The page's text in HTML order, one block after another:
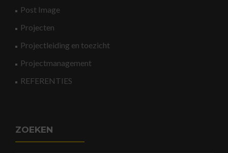
Post Image
Projecten
Projectleiding en toezicht
Projectmanagement
REFERENTIES
ZOEKEN